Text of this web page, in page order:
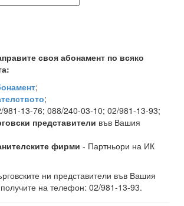
своя абонамент по всяко
;
;
981-13-76; 088/240-03-10; 02/981-13-93;
представители във Вашия
фирми - Партньори на ИК
ни представители във Вашия
на телефон: 02/981-13-93.